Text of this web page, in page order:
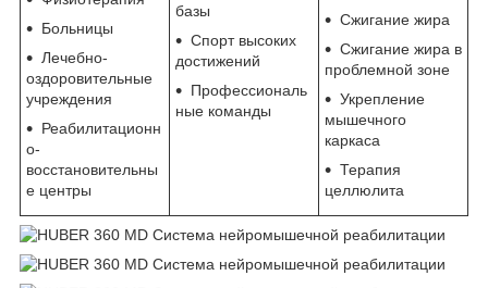
Больницы
Лечебно-
оздоровительные
учреждения
Реабилитационн
о-
восстановительны
е центры
базы
Спорт высоких
достижений
Профессиональ
ные команды
Сжигание жира
Сжигание жира в
проблемной зоне
Укрепление
мышечного
каркаса
Терапия
целлюлита